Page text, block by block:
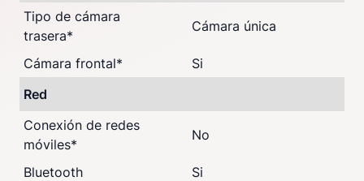
Tipo de cámara
trasera*
Cámara única
Cámara frontal*
Si
Red
Conexión de redes
móviles*
No
Bluetooth
Si